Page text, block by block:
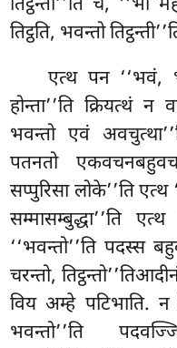
तिट्ठन्ती’’ति च, ‘‘भो
तिट्ठति, भवन्तो
एत्थ पन ‘‘भवं,
होन्ता’’ति क्रियत्थं
भवन्तो एवं
पतनतो
सप्पुरिसा लोके’’ति एत्थ
सम्मासम्बुद्धा’’ति
‘‘भवन्तो’’ति पदस्स
चरन्तो,
विय अम्हे पटिभाति. न
भवन्तो’’ति